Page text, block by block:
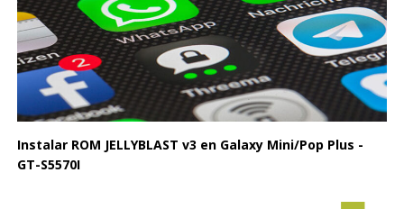
Instalar ROM JELLYBLAST v3 en Galaxy Mini/Pop Plus -
GT-S5570I